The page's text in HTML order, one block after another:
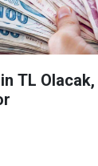
TL Olacak,